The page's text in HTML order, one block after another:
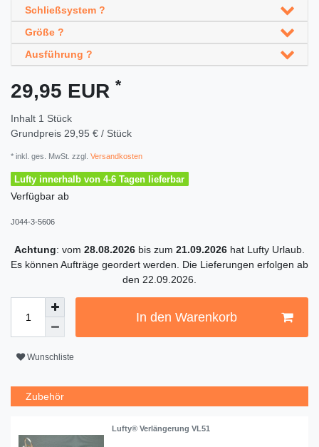
Schließsystem ?
Größe ?
Ausführung ?
29,95 EUR *
Inhalt 1 Stück
Grundpreis 29,95 € / Stück
* inkl. ges. MwSt. zzgl. Versandkosten
Lufty innerhalb von 4-6 Tagen lieferbar
Verfügbar ab
J044-3-5606
Achtung: vom 28.08.2026 bis zum 21.09.2026 hat Lufty Urlaub.
Es können Aufträge geordert werden. Die Lieferungen erfolgen ab
den 22.09.2026.
In den Warenkorb
Wunschliste
Zubehör
Lufty® Verlängerung VL51